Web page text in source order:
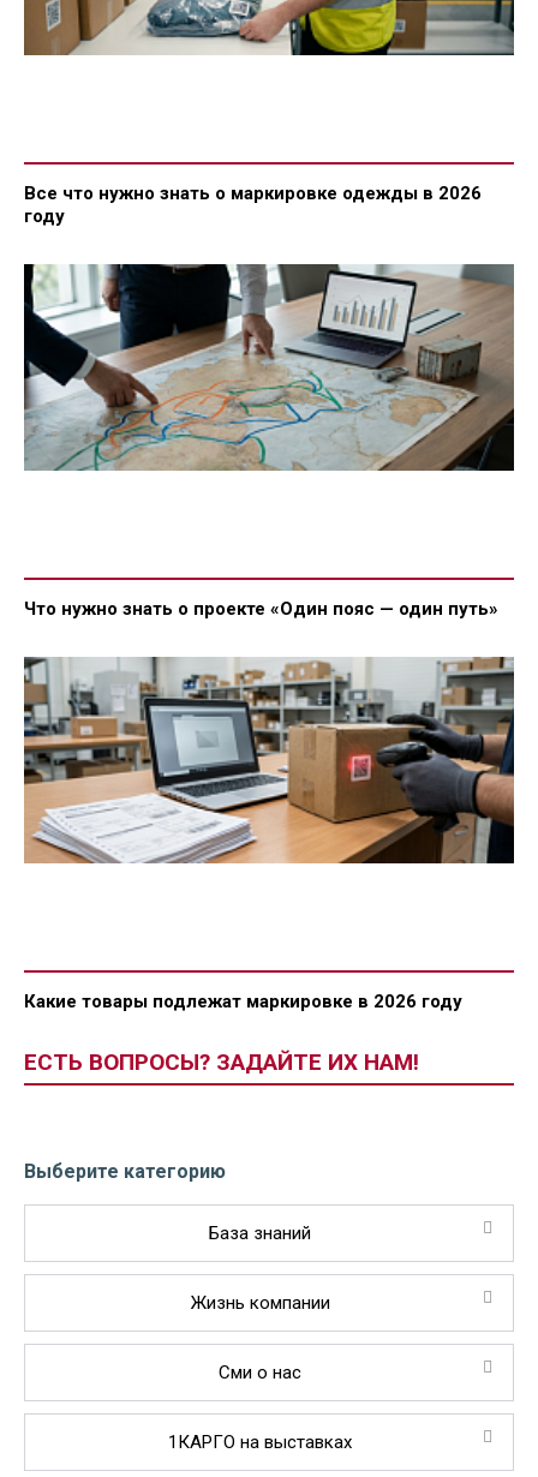
Все что нужно знать о маркировке одежды в 2026
году
Что нужно знать о проекте «Один пояс — один путь»
Какие товары подлежат маркировке в 2026 году
ЕСТЬ ВОПРОСЫ? ЗАДАЙТЕ ИХ НАМ!
Выберите категорию
База знаний
Жизнь компании
Сми о нас
1КАРГО на выставках